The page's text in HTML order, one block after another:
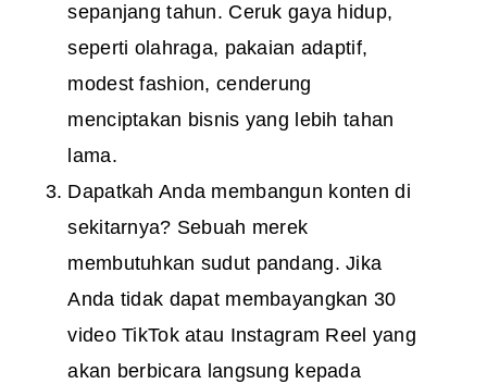
sepanjang tahun. Ceruk gaya hidup,
seperti olahraga, pakaian adaptif,
modest fashion, cenderung
menciptakan bisnis yang lebih tahan
lama.
Dapatkah Anda membangun konten di
sekitarnya? Sebuah merek
membutuhkan sudut pandang. Jika
Anda tidak dapat membayangkan 30
video TikTok atau Instagram Reel yang
akan berbicara langsung kepada